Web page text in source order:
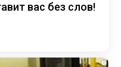
вас без слов!
i